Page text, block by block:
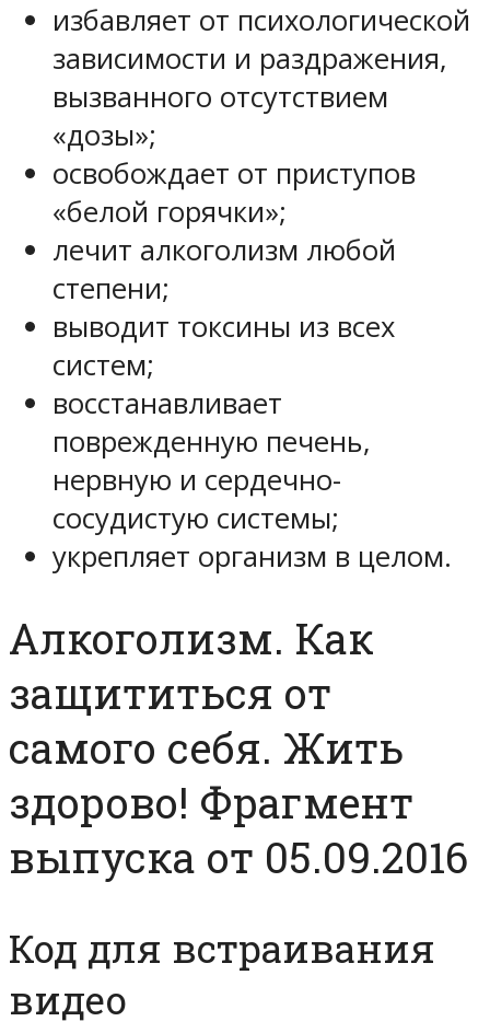
избавляет от психологической
зависимости и раздражения,
вызванного отсутствием
«дозы»;
освобождает от приступов
«белой горячки»;
лечит алкоголизм любой
степени;
выводит токсины из всех
систем;
восстанавливает
поврежденную печень,
нервную и сердечно-
сосудистую системы;
укрепляет организм в целом.
Алкоголизм. Как
защититься от
самого себя. Жить
здорово! Фрагмент
выпуска от 05.09.2016
Код для встраивания
видео